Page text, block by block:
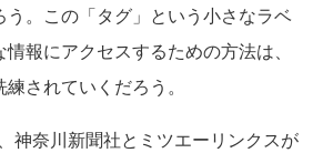
う。この「タグ」という小さなラベ
報にアクセスするための方法は、
されていくだろう。
神奈川新聞社とミツエーリンクスが